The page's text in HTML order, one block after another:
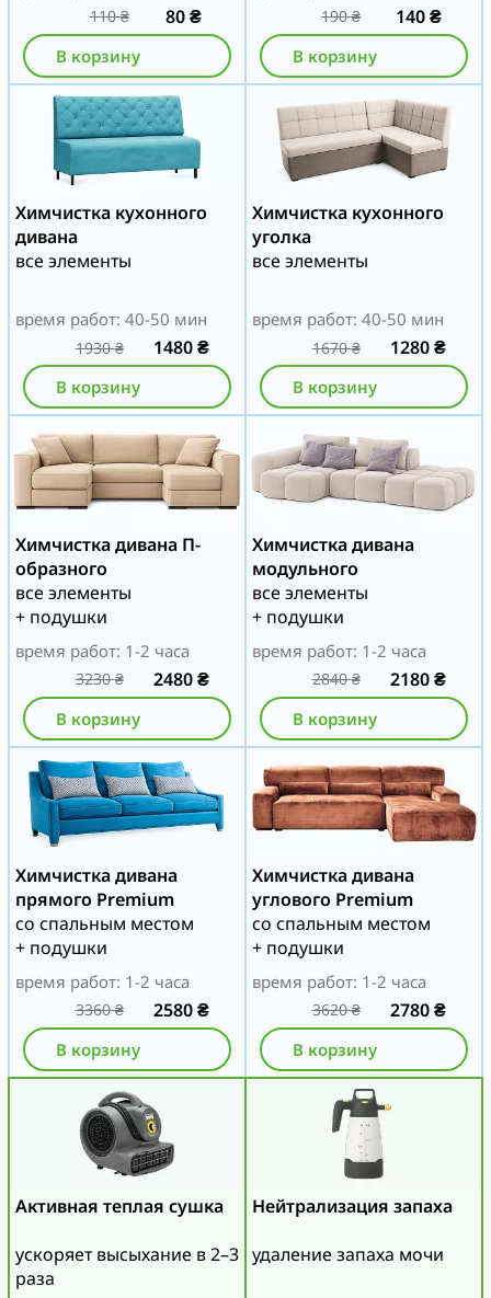
110₴ 80₴
В корзину
190₴ 140₴
В корзину
Химчистка кухонного
дивана
все элементы
время работ: 40-50 мин
1930₴ 1480₴
В корзину
Химчистка кухонного
уголка
все элементы
время работ: 40-50 мин
1670₴ 1280₴
В корзину
Химчистка дивана П-
образного
все элементы
+ подушки
время работ: 1-2 часа
3230₴ 2480₴
В корзину
Химчистка дивана
модульного
все элементы
+ подушки
время работ: 1-2 часа
2840₴ 2180₴
В корзину
Химчистка дивана
прямого Premium
со спальным местом
+ подушки
время работ: 1-2 часа
3360₴ 2580₴
В корзину
Химчистка дивана
углового Premium
со спальным местом
+ подушки
время работ: 1-2 часа
3620₴ 2780₴
В корзину
Активная теплая сушка
ускоряет высыхание в 2–3
раза
Нейтрализация запаха
удаление запаха мочи